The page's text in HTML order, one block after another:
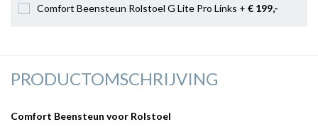
Comfort Beensteun Rolstoel G Lite Pro Links + € 199,-
PRODUCTOMSCHRIJVING
Comfort Beensteun voor Rolstoel